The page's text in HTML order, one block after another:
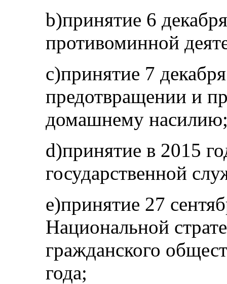
b)принятие 6
противоминной
c)принятие 7
предотвращении и
домашнему
d)принятие в 2015
государственной
e)принятие 27
Национальной
гражданского
года;